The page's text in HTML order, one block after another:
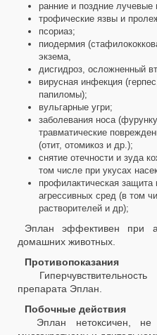
ранние и поздние лучевые
трофические язвы и
псориаз;
пиодермия
экзема,
дисгидроз, осложненный
вирусная инфекция
папиломы);
вульгарные угри;
заболевания носа
травматические
(отит, отомикоз и др.);
снятие отечности и зуда
том числе при укусах
профилактическая защита
агрессивных сред (в том
растворителей и др);
Эплан эффективен при
домашних животных.
Противопоказания
препарата Эплан.
Побочные действия
Эплан нетоксичен, не